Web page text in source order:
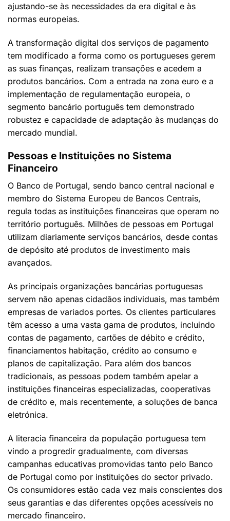
ajustando-se às necessidades da era digital e às
normas europeias.
A transformação digital dos serviços de pagamento
tem modificado a forma como os portugueses gerem
as suas finanças, realizam transações e acedem a
produtos bancários. Com a entrada na zona euro e a
implementação de regulamentação europeia, o
segmento bancário português tem demonstrado
robustez e capacidade de adaptação às mudanças do
mercado mundial.
Pessoas e Instituições no Sistema
Financeiro
O Banco de Portugal, sendo banco central nacional e
membro do Sistema Europeu de Bancos Centrais,
regula todas as instituições financeiras que operam no
território português. Milhões de pessoas em Portugal
utilizam diariamente serviços bancários, desde contas
de depósito até produtos de investimento mais
avançados.
As principais organizações bancárias portuguesas
servem não apenas cidadãos individuais, mas também
empresas de variados portes. Os clientes particulares
têm acesso a uma vasta gama de produtos, incluindo
contas de pagamento, cartões de débito e crédito,
financiamentos habitação, crédito ao consumo e
planos de capitalização. Para além dos bancos
tradicionais, as pessoas podem também apelar a
instituições financeiras especializadas, cooperativas
de crédito e, mais recentemente, a soluções de banca
eletrónica.
A literacia financeira da população portuguesa tem
vindo a progredir gradualmente, com diversas
campanhas educativas promovidas tanto pelo Banco
de Portugal como por instituições do sector privado.
Os consumidores estão cada vez mais conscientes dos
seus garantias e das diferentes opções acessíveis no
mercado financeiro.